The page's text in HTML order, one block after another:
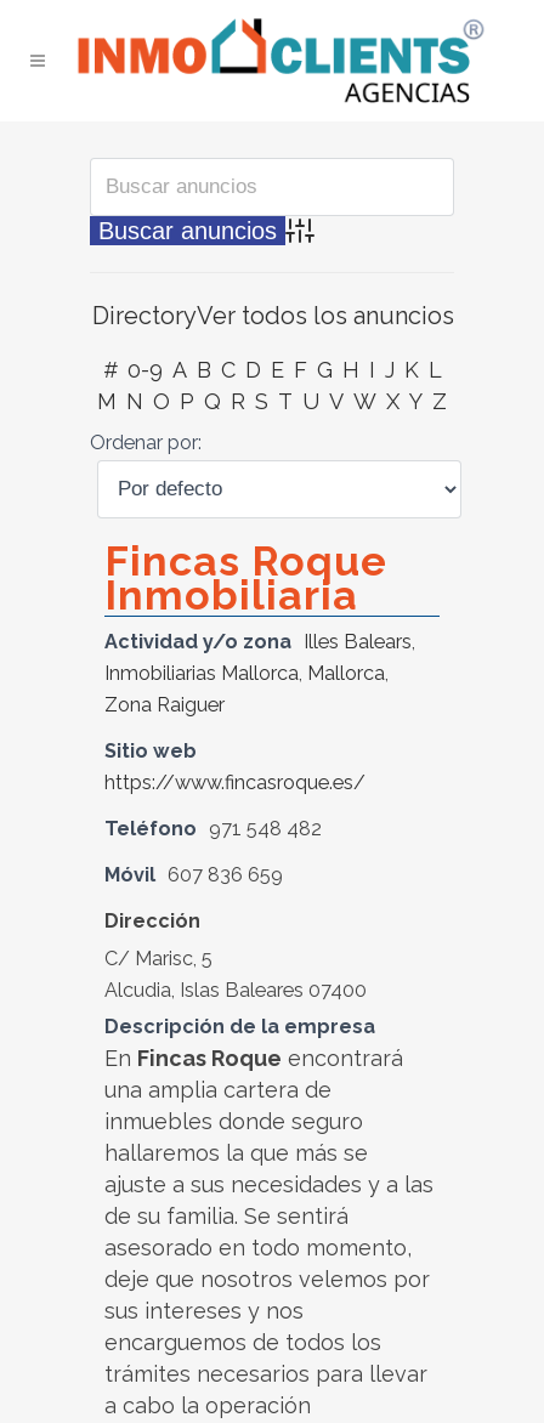
Búsqueda avanzada
DirectoryVer todos los anuncios
# 0-9 A B C D E F G H I J K L
M N O P Q R S T U V W X Y Z
Ordenar por:
Fincas Roque
Inmobiliaria
Actividad y/o zona Illes Balears,
Inmobiliarias Mallorca, Mallorca,
Zona Raiguer
Sitio web
https://www.fincasroque.es/
Teléfono
971 548 482
Móvil 607 836 659
Dirección
C/ Marisc, 5
Alcudia, Islas Baleares 07400
Descripción de la empresa
En Fincas Roque encontrará
una amplia cartera de
inmuebles donde seguro
hallaremos la que más se
ajuste a sus necesidades y a las
de su familia. Se sentirá
asesorado en todo momento,
deje que nosotros velemos por
sus intereses y nos
encarguemos de todos los
trámites necesarios para llevar
a cabo la operación